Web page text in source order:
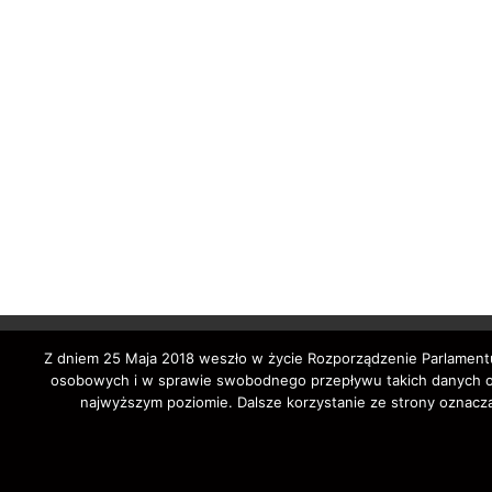
Copyright ©
Z dniem 25 Maja 2018 weszło w życie Rozporządzenie
osobowych i w sprawie swobodnego przepływu takich
najwyższym poziomie. Dalsze korzystanie ze strony